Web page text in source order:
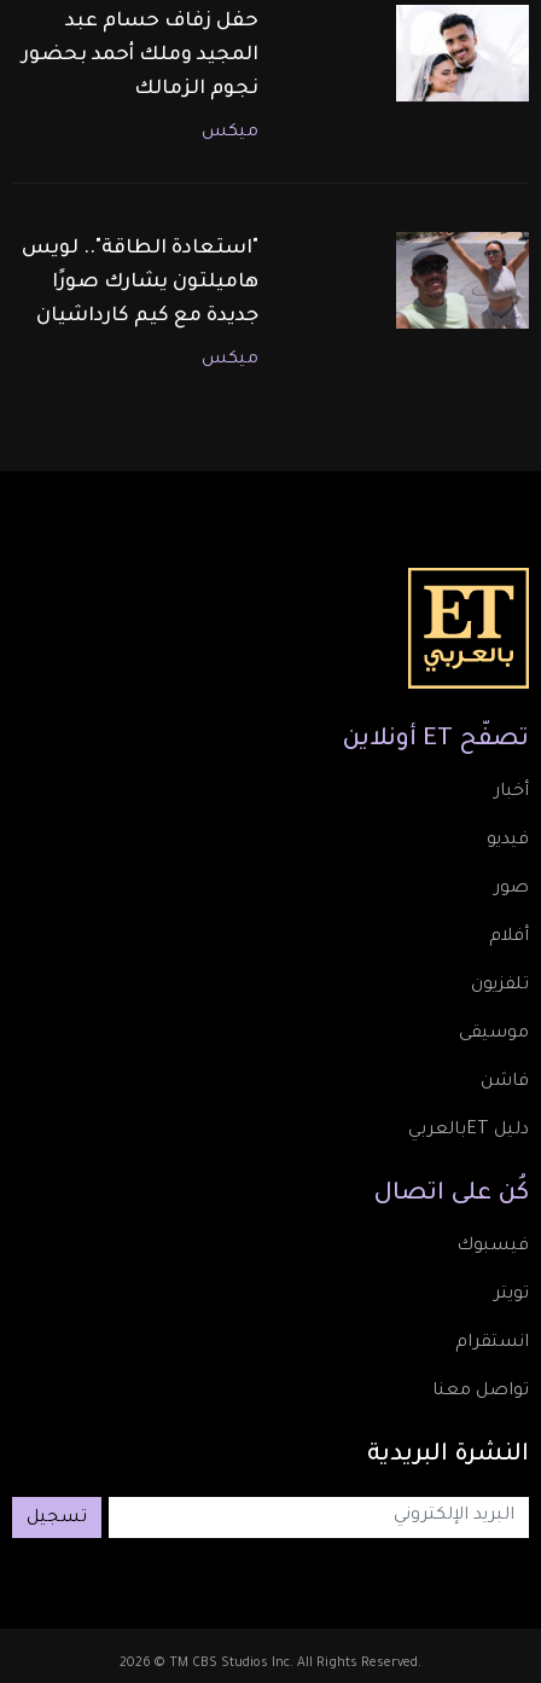
حفل زفاف حسام عبد
المجيد وملك أحمد بحضور
نجوم الزمالك
ميكس
"استعادة الطاقة".. لويس
هاميلتون يشارك صورًا
جديدة مع كيم كارداشيان
ميكس
تصفّح ET أونلاين
أخبار
فيديو
صور
أفلام
تلفزيون
موسيقى
فاشن
دليل ETبالعربي
كُن على اتصال
فيسبوك
تويتر
انستقرام
تواصل معنا
النشرة البريدية
تسجيل
2026 © TM CBS Studios Inc. All Rights Reserved.